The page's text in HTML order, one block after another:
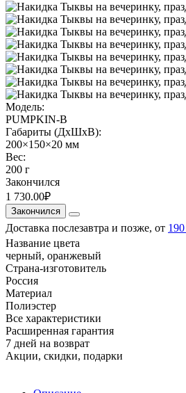
Модель:
PUMPKIN-B
Габариты (ДхШхВ):
200×150×20 мм
Вес:
200 г
Закончился
1 730.00₽
Закончился
Доставка послезавтра и позже, от
Название цвета
черный, оранжевый
Страна-изготовитель
Россия
Материал
Полиэстер
Все характеристики
Расширенная гарантия
7 дней на возврат
Акции, скидки, подарки